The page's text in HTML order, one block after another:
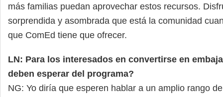
más familias puedan aprovechar estos recursos.
sorprendida y asombrada que está la comunidad
que ComEd tiene que ofrecer.
LN: Para los interesados en convertirse en
deben esperar del programa?
NG: Yo diría que esperen hablar a un amplio rango